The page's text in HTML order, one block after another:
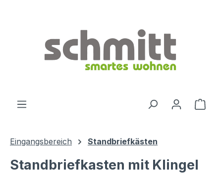
Eingangsbereich Standbriefkästen
Standbriefkasten mit Klingel